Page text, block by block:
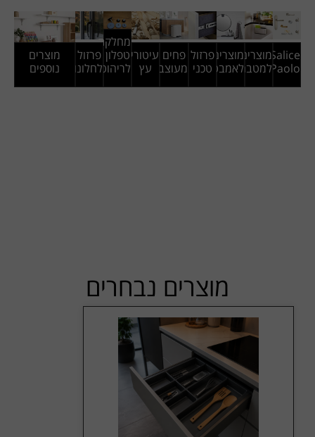
Salice
Paolo
מוצרים
למטבח
מוצרים
לאמבטיה
פרזול
טכני
פחים
מעוצבים
עיטורי
עץ
מחלקת
טפלון
לריהוט
פרזול
לחלונות
מוצרים
נוספים
מוצרים נבחרים